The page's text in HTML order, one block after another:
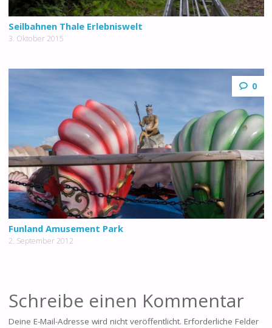
Seilbahnen Thale Erlebniswelt
3. Oktober 2015
0
Funland Amusement Park
2. September 2012
Schreibe einen Kommentar
Deine E-Mail-Adresse wird nicht veröffentlicht. Erforderliche Felder